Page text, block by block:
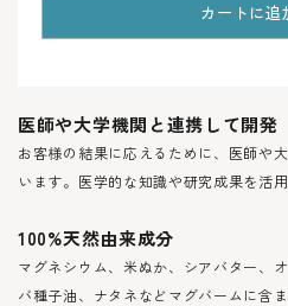
カートに追
医師や大学機関と連携して開発
お客様の結果に応えるために、医師や
います。医学的な知識や研究成果を活用
100%天然由来成分
マグネシウム、米ぬか、シアバター、
バ種子油、ナタネなどマグバームに含